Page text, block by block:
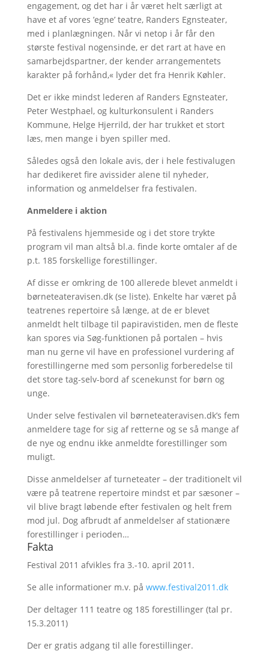
engagement, og det har i år været helt særligt at
have et af vores ’egne’ teatre, Randers Egnsteater,
med i planlægningen. Når vi netop i år får den
største festival nogensinde, er det rart at have en
samarbejdspartner, der kender arrangementets
karakter på forhånd,« lyder det fra Henrik Køhler.
Det er ikke mindst lederen af Randers Egnsteater,
Peter Westphael, og kulturkonsulent i Randers
Kommune, Helge Hjerrild, der har trukket et stort
læs, men mange i byen spiller med.
Således også den lokale avis, der i hele festivalugen
har dedikeret fire avissider alene til nyheder,
information og anmeldelser fra festivalen.
Anmeldere i aktion
På festivalens hjemmeside og i det store trykte
program vil man altså bl.a. finde korte omtaler af de
p.t. 185 forskellige forestillinger.
Af disse er omkring de 100 allerede blevet anmeldt i
børneteateravisen.dk (se liste). Enkelte har været på
teatrenes repertoire så længe, at de er blevet
anmeldt helt tilbage til papiravistiden, men de fleste
kan spores via Søg-funktionen på portalen – hvis
man nu gerne vil have en professionel vurdering af
forestillingerne med som personlig forberedelse til
det store tag-selv-bord af scenekunst for børn og
unge.
Under selve festivalen vil børneteateravisen.dk’s fem
anmeldere tage for sig af retterne og se så mange af
de nye og endnu ikke anmeldte forestillinger som
muligt.
Disse anmeldelser af turneteater – der traditionelt vil
være på teatrene repertoire mindst et par sæsoner –
vil blive bragt løbende efter festivalen og helt frem
mod jul. Dog afbrudt af anmeldelser af stationære
forestillinger i perioden…
Fakta
Festival 2011 afvikles fra 3.-10. april 2011.
Se alle informationer m.v. på www.festival2011.dk
Der deltager 111 teatre og 185 forestillinger (tal pr.
15.3.2011)
Der er gratis adgang til alle forestillinger.